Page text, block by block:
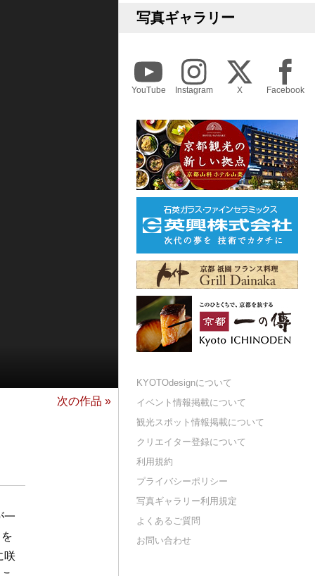
次の作品 »
一
咲
写真ギャラリー
YouTube Instagram X Facebook
KYOTOdesignについて
イベント情報掲載について
観光スポット情報掲載について
クリエイター登録について
利用規約
プライバシーポリシー
写真ギャラリー利用規定
よくあるご質問
お問い合わせ